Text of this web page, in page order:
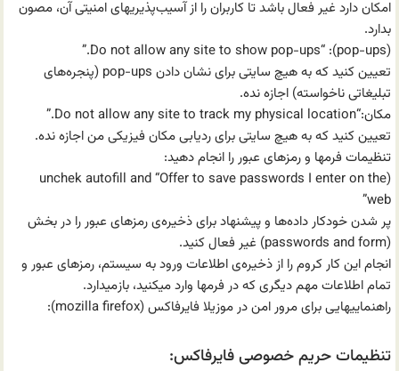
امکان دارد غیر فعال باشد تا کاربران را از آسیب‌پذیریهای امنیتی آن، مصون
بدارد.
(pop-ups): “Do not allow any site to show pop-ups.”
تعیین کنید که به هیچ سایتی برای نشان دادن pop-ups (پنجره‌های
تبلیغاتی ناخواسته) اجازه نده.
مکان:“Do not allow any site to track my physical location.”
تعیین کنید که به هیچ سایتی برای ردیابی مکان فیزیکی من اجازه نده.
تنظیمات فرمها و رمزهای عبور را انجام دهید:
(unchek autofill and “Offer to save passwords I enter on the
web”
پر شدن خودکار داده‌ها و پیشنهاد برای ذخیره‌ی رمزهای عبور را در بخش
(passwords and form) غیر فعال کنید.
انجام این کار کروم را از ذخیره‌ی اطلاعات ورود به سیستم، رمزهای عبور و
تمام اطلاعات مهم دیگری که در فرمها وارد میکنید، باز‌میدارد.
راهنماییهایی برای مرور امن در موزیلا فایرفاکس (mozilla firefox):
تنظیمات حریم خصوصی فایرفاکس: